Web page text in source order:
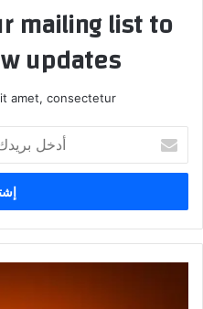
mailing list to
updates!
amet, consectetur.
بريدك
الإلكتروني